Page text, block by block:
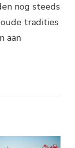
nog steeds
tradities
aan